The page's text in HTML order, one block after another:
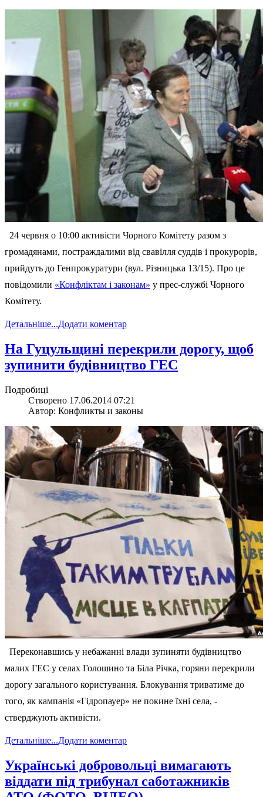
24 червня о 10:00 активісти Чорного Комітету разом з
громадянами, постраждалими від свавілля суддів і прокурорів,
прийдуть до Генпрокуратури (вул. Різницька 13/15). Про це
повідомили «Конфліктам і законам» у прес-службі Чорного
Комітету.
Детальніше...Додати коментар
На Гуцульщині перекрили дорогу, щоб
зупинити будівництво ГЕС
Подробиці
Створено 17.06.2014 07:21
Автор: Конфликты и законы
Переконавшись у небажанні влади зупиняти будівництво
малих ГЕС у селах Голошино та Біла Річка, горяни перекрили
дорогу загального користування. Блокування триватиме до
того, як кампанія «Гідропауер» не покине їхні села, -
стверджують активісти.
Детальніше...Додати коментар
Українські добровольці вимагають
віддати під трибунал саботажників